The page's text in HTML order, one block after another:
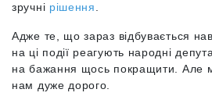
зручні рішення
Адже те, що зараз відбувається
на ці події реагують народні
на бажання щось покращити. Але
нам дуже дорого.